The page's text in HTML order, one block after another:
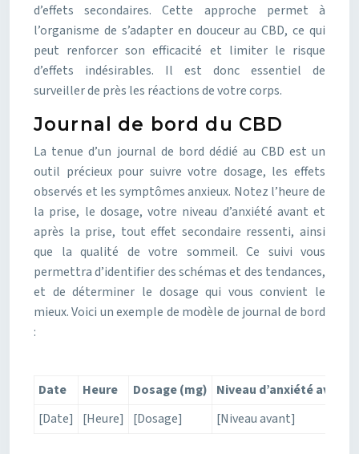
d’effets secondaires. Cette approche permet à
l’organisme de s’adapter en douceur au CBD, ce qui
peut renforcer son efficacité et limiter le risque
d’effets indésirables. Il est donc essentiel de
surveiller de près les réactions de votre corps.
Journal de bord du CBD
La tenue d’un journal de bord dédié au CBD est un
outil précieux pour suivre votre dosage, les effets
observés et les symptômes anxieux. Notez l’heure de
la prise, le dosage, votre niveau d’anxiété avant et
après la prise, tout effet secondaire ressenti, ainsi
que la qualité de votre sommeil. Ce suivi vous
permettra d’identifier des schémas et des tendances,
et de déterminer le dosage qui vous convient le
mieux. Voici un exemple de modèle de journal de bord
:
Date Heure Dosage (mg) Niveau d’anxiété avant
[Date]
[Heure] [Dosage] [Niveau avant]